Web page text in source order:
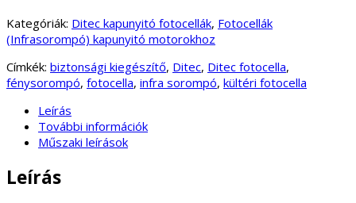
Kategóriák: Ditec kapunyitó fotocellák, Fotocellák
(Infrasorompó) kapunyitó motorokhoz
Címkék: biztonsági kiegészítő, Ditec, Ditec fotocella,
fénysorompó, fotocella, infra sorompó, kültéri fotocella
Leírás
További információk
Műszaki leírások
Leírás